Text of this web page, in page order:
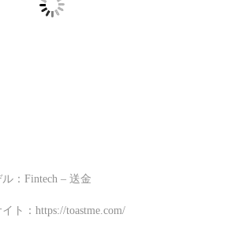
：Fintech – 送金
ト：https://toastme.com/